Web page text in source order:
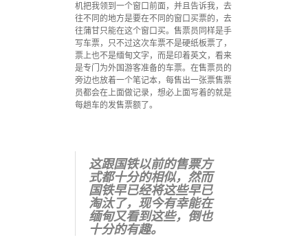
机把我领到一个窗口前面，并且告诉我，去
往不同的地方是要在不同的窗口买票的，去
往蒲甘只能在这个窗口买。售票员同样是手
写车票，只不过这次车票不是硬纸板票了，
票上也不是缅甸文字，而是印着英文，看来
是专门为外国游客准备的车票。在售票员的
旁边也放着一个笔记本，每售出一张票售票
员都会在上面做记录，想必上面写着的就是
每趟车的发售票额了。
这跟国铁以前的售票方
式都十分的相似，然而
国铁早已经将这些早已
淘汰了，现今有幸能在
缅甸又看到这些，倒也
十分的有趣。